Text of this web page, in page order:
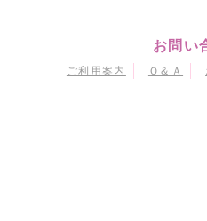
お問い
ご利用案内 Ｑ＆Ａ